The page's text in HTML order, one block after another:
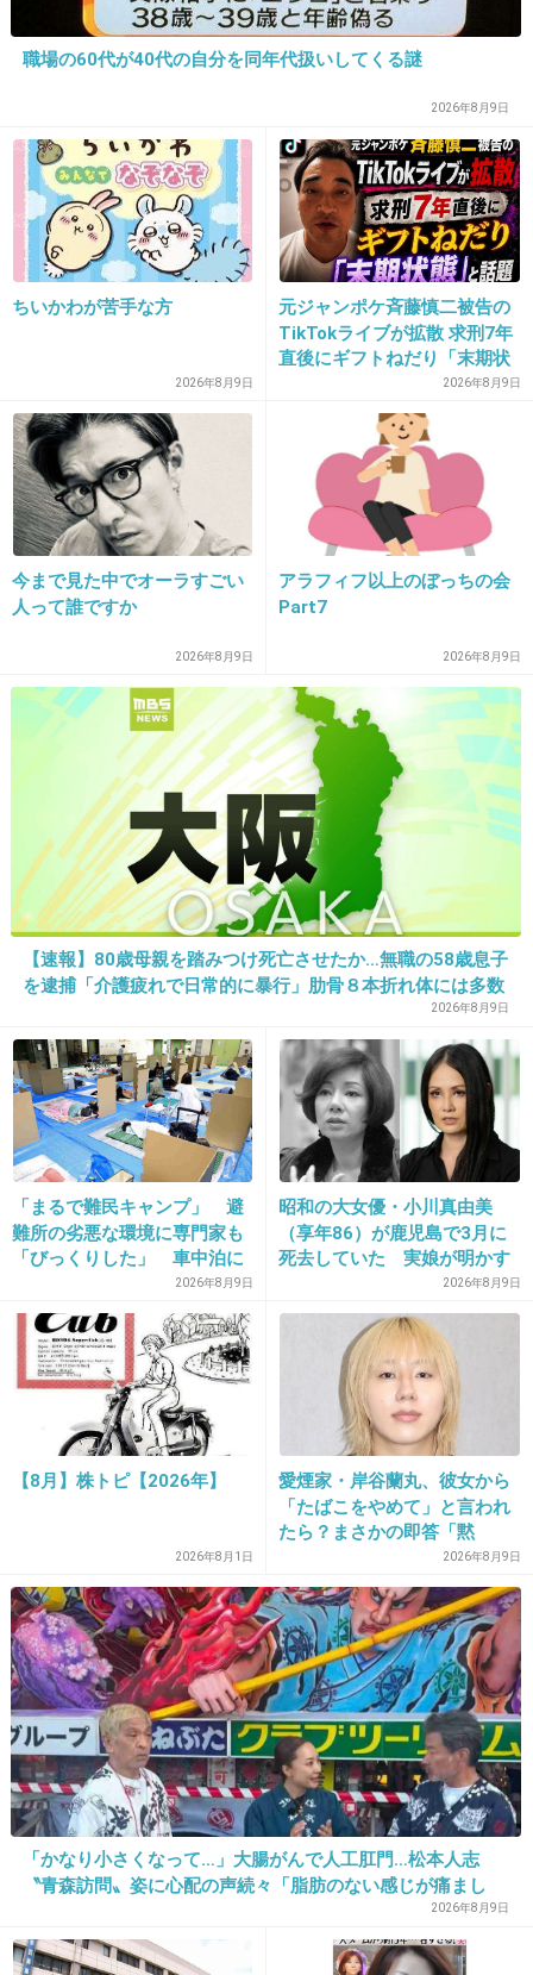
左翼報道するな
気持ち悪い
26. 匿名 2026/07/08(水) 10:18:54
>>12
民放は系列の地方局を駆使して最新情報流すのが早い
+2 -0
27. 匿名 2026/07/08(水) 10:18:54
>>21
韓日は兄妹の間柄
常に連帯しなければならない
1件の返信
28. 匿名 2026/07/08(水) 10:19:02
既に韓国という大スポンサー様がいます
+8 -1
29. 匿名2026/07/08(水) 10:19:24
うちは戸建てだけど地上波しか契約していない
アンテナもないしもちろん観れないのに時々BSの契約しな
しょうもないことすんなと思う
+8 -0
>>23
ドラマ１０が好きです
2026/07/08(水) 10:19:56
インターホンのカメラにガン付けるの怖いからやめて
一生居留守してやるよ
+6 -0
32. 匿名2026/07/08(水) 10:20:07
番組毎に買えるようにしたい
若者向け歌番組と大河いらない
+5 -0
33. 匿名 2026/07/08(水) 10:20:11
山口達也復帰させろよ
+1 -11
職場の60代が40代の自分を同年代扱いしてくる謎
2026年8月9日
ちいかわが苦手な方
2026年8月9日
元ジャンポケ斉藤慎二被告の
TikTokライブが拡散 求刑7年
直後にギフトねだり「末期状
2026年8月9日
今まで見た中でオーラすごい
人って誰ですか
2026年8月9日
アラフィフ以上のぼっちの会
Part7
2026年8月9日
【速報】80歳母親を踏みつけ死亡させたか…無職の58歳息子
を逮捕「介護疲れで日常的に暴行」肋骨８本折れ体には多数
2026年8月9日
「まるで難民キャンプ」 避
難所の劣悪な環境に専門家も
「びっくりした」 車中泊に
もリスクが 「熱したフライ
パンに飛び込むようなもの」
2026年8月9日
昭和の大女優・小川真由美
（享年86）が鹿児島で3月に
死去していた 実娘が明かす
「毒母」の素顔と空白の晩年
2026年8月9日
【8月】株トピ【2026年】
2026年8月1日
愛煙家・岸谷蘭丸、彼女から
「たばこをやめて」と言われ
たら？まさかの即答「黙
2026年8月9日
「かなり小さくなって…」大腸がんで人工肛門…松本人志
〝青森訪問〟姿に心配の声続々「脂肪のない感じが痛まし
2026年8月9日